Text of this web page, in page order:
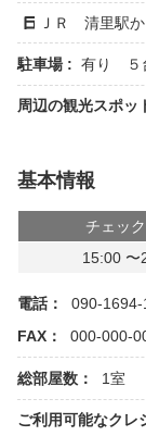
ＪＲ 清里駅
駐車場 : 有り ５
周辺の観光スポッ
基本情報
チェッ
15:00 〜
電話：
090-1694-
FAX：
000-000-
総部屋数： 1室
ご利用可能なクレ